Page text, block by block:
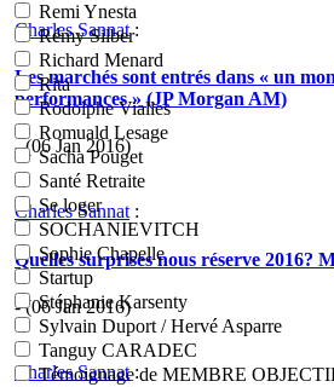
Remi Ynesta
Rémy Silber
Richard Menard
Rita
Rodolphe Vialles
Romuald Lesage
Sacha Pouget
Santé Retraite
Se loger
SOCHANIEVITCH
Sophie Chapelle
Startup
Stéphanie Karsenty
Sylvain Duport / Hervé Asparre
Tanguy CARADEC
Témoignage de MEMBRE
Charles Sannat:
Les marchés sont entrés dans « un
performances » (JP Morgan AM)
- (06 Jan 2016)
Charles Sannat :
Quelles surprises nous réserve 2016?
- (06 Jan 2016)
Charles Sannat: